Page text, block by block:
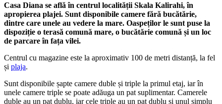
Casa Diana se află în centrul localității Skala Kalirahi, în
apropierea plajei. Sunt disponibile camere fără bucătărie,
dintre care unele au vedere la mare. Oaspeților le sunt puse la
dispoziție o terasă comună mare, o bucătărie comună și un loc
de parcare în fața vilei.
Centrul cu magazine este la aproximativ 100 de metri distanță, la fel
și plaja.
Sunt disponibile șapte camere duble și triple la primul etaj, iar în
unele camere triple se poate adăuga un pat suplimentar. Camerele
duble au un pat dublu, iar cele triple au un pat dublu și unul simplu